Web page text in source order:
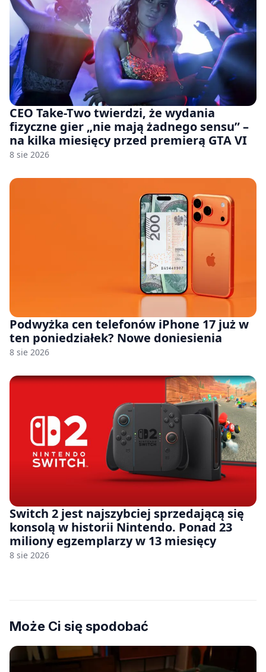
CEO Take-Two twierdzi, że wydania
fizyczne gier „nie mają żadnego sensu” –
na kilka miesięcy przed premierą GTA VI
8 sie 2026
Podwyżka cen telefonów iPhone 17 już w
ten poniedziałek? Nowe doniesienia
8 sie 2026
Switch 2 jest najszybciej sprzedającą się
konsolą w historii Nintendo. Ponad 23
miliony egzemplarzy w 13 miesięcy
8 sie 2026
Może Ci się spodobać